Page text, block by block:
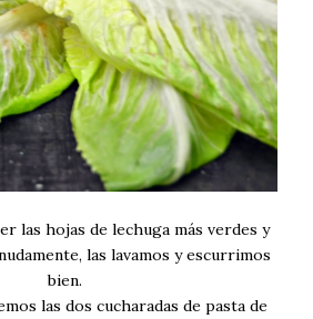
las hojas de lechuga más verdes y
las lavamos y escurrimos
bien.
las dos cucharadas de pasta de